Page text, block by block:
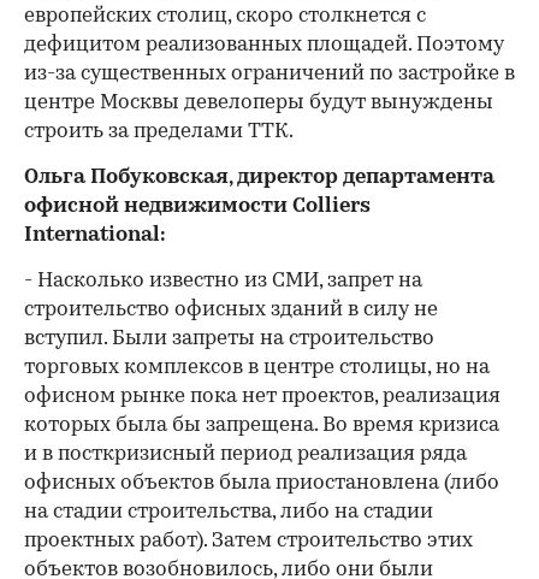
европейских столиц, скоро столкнется с
дефицитом реализованных площадей. Поэтому
из-за существенных ограничений по застройке в
центре Москвы девелоперы будут вынуждены
строить за пределами ТТК.
Ольга Побуковская, директор департамента
офисной недвижимости Colliers
International:
- Насколько известно из СМИ, запрет на
строительство офисных зданий в силу не
вступил. Были запреты на строительство
торговых комплексов в центре столицы, но на
офисном рынке пока нет проектов, реализация
которых была бы запрещена. Во время кризиса
и в посткризисный период реализация ряда
офисных объектов была приостановлена (либо
на стадии строительства, либо на стадии
проектных работ). Затем строительство этих
объектов возобновилось, либо они были